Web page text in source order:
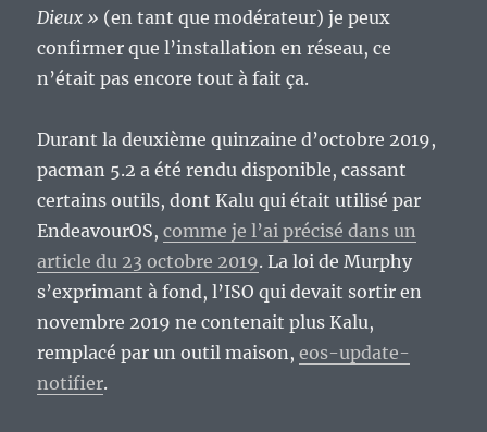
Dieux » (en tant que modérateur) je peux
confirmer que l’installation en réseau, ce
n’était pas encore tout à fait ça.
Durant la deuxième quinzaine d’octobre 2019,
pacman 5.2 a été rendu disponible, cassant
certains outils, dont Kalu qui était utilisé par
EndeavourOS,comme je l’ai précisé dans un
article du 23 octobre 2019. La loi de Murphy
s’exprimant à fond, l’ISO qui devait sortir en
novembre 2019 ne contenait plus Kalu,
remplacé par un outil maison,eos-update-
notifier.